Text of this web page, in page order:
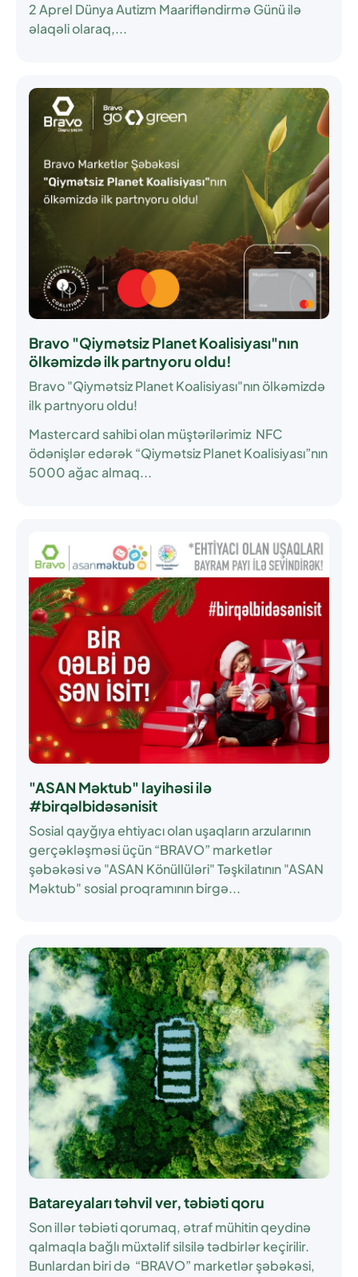
2 Aprel Dünya Autizm Maarifləndirmə Günü ilə
əlaqəli olaraq,...
Bravo "Qiymətsiz Planet Koalisiyası"nın
ölkəmizdə ilk partnyoru oldu!
Bravo "Qiymətsiz Planet Koalisiyası"nın ölkəmizdə
ilk partnyoru oldu!
Mastercard sahibi olan müştərilərimiz NFC
ödənişlər edərək “Qiymətsiz Planet Koalisiyası”nın
5000 ağac almaq...
"ASAN Məktub" layihəsi ilə
#birqəlbidəsənisit
Sosial qayğıya ehtiyacı olan uşaqların arzularının
gerçəkləşməsi üçün “BRAVO” marketlər
şəbəkəsi və "ASAN Könüllüləri" Təşkilatının "ASAN
Məktub" sosial proqramının birgə...
Batareyaları təhvil ver, təbiəti qoru
Son illər təbiəti qorumaq, ətraf mühitin qeydinə
qalmaqla bağlı müxtəlif silsilə tədbirlər keçirilir.
Bunlardan biri də “BRAVO” marketlər şəbəkəsi,